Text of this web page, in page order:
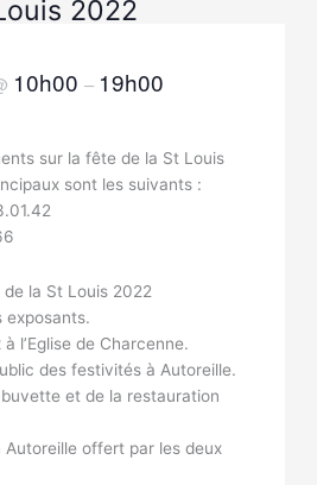
2022
10h00– 19h00
sur la fête de la St Louis
sont les suivants :
la St Louis 2022
exposants.
l’Eglise de Charcenne.
des festivités à Autoreille.
buvette et de la restauration
Autoreille offert par les deux